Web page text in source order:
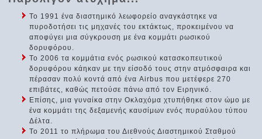
Το 1991 ένα διαστημικό λεωφορείο αναγκάστηκε να
πυροδοτήσει τις μηχανές του εκτάκτως, προκειμένου να
αποφύγει μια σύγκρουση με ένα κομμάτι ρωσικού
δορυφόρου.
Το 2006 τα κομμάτια ενός ρωσικού κατασκοπευτικού
δορυφόρου κάηκαν με την είσοδό τους στην ατμόσφαιρα και
πέρασαν πολύ κοντά από ένα Airbus που μετέφερε 270
επιβάτες, καθώς πετούσε πάνω από τον Ειρηνικό.
Επίσης, μια γυναίκα στην Οκλαχόμα χτυπήθηκε στον ώμο με
ένα κομμάτι της δεξαμενής καυσίμων ενός πυραύλου τύπου
Δέλτα.
To 2011 το πλήρωμα του Διεθνούς Διαστημικού Σταθμού